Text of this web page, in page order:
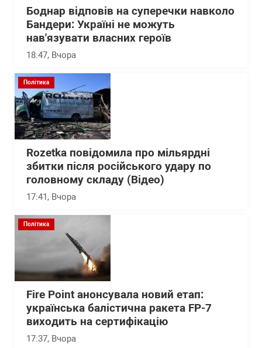
Боднар відповів на суперечки навколо
Бандери: Україні не можуть
нав'язувати власних героїв
18:47, Вчора
Політика
Rozetka повідомила про мільярдні
збитки після російського удару по
головному складу (Відео)
17:41, Вчора
Політика
Fire Point анонсувала новий етап:
українська балістична ракета FP-7
виходить на сертифікацію
17:37, Вчора